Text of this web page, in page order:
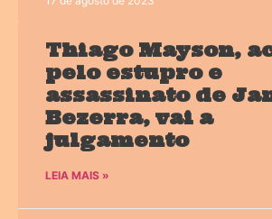
Thiago Mayson,
pelo estupro e
assassinato de
Bezerra, vai a
julgamento
LEIA MAIS »